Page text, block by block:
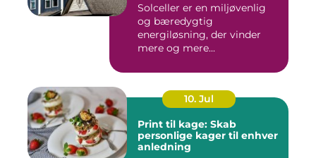
Solceller er en miljøvenlig
og bæredygtig
energiløsning, der vinder
mere og mere...
10. Jul
Print til kage: Skab
personlige kager til enhver
anledning